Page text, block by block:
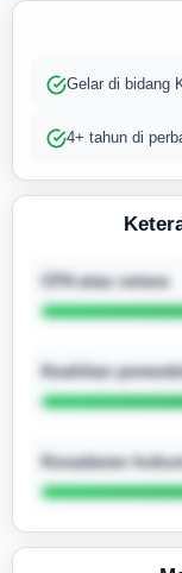
Gelar di bidang
4+ tahun di
CFA atau setara
Keahlian
Kesadaran